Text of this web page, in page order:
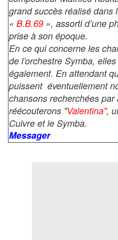
grand succès réalisé dans
« B.B.69 », assorti d’une
prise à son époque.
En ce qui concerne les
de l’orchestre Symba,
également. En attendant
puissent éventuellement
chansons recherchées
réécouterons "Valentina",
Cuivre et le Symba.
Messager